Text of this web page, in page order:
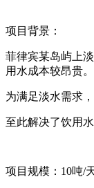
项目背景：
菲律宾某岛屿上
用水成本较昂贵。
为满足淡水需求
至此解决了饮用
项目规模： 10吨/